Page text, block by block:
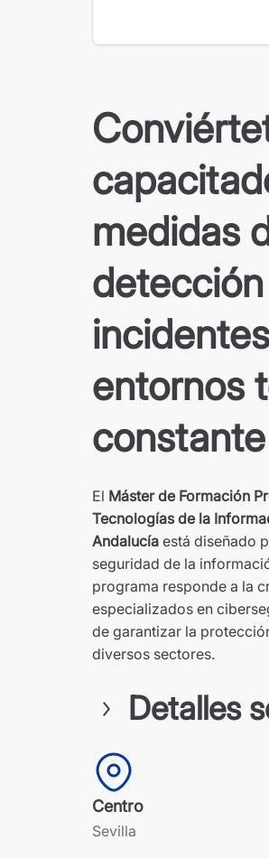
medidas
entornos
El Máster de Formación
Tecnologías de la
Andalucía está diseñado
seguridad de la
programa responde a la
especializados en
de garantizar la
diversos sectores.
Detalles
Centro
Sevilla